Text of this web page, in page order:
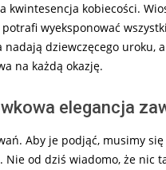
kwintesencja kobiecości.
wyeksponować
dziewczęcego uroku,
na każdą okazję.
elegancja
Aby je podjąć, musimy
od dziś wiadomo, że nic